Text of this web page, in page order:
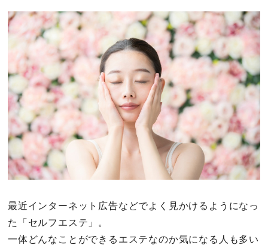
あるある
その他
ドキドキ
仕事とキャリア
特集
ファッション・美容
最近インターネット広告などでよく見かけるようになっ
た「セルフエステ」。
一体どんなことができるエステなのか気になる人も多い